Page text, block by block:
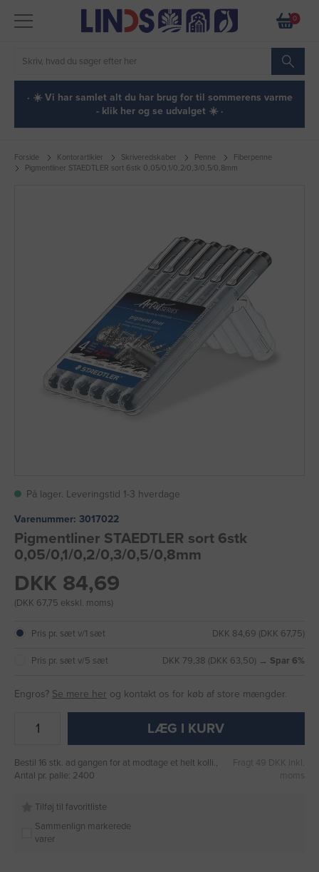
0
· ☀️ Vi har samlet alt du har brug for til sommerens varme
- klik her og se udvalget ☀️ ·
Forside Kontorartikler Skriveredskaber Penne
Fiberpenne
Pigmentliner STAEDTLER sort 6stk 0,05/0,1/0,2/0,3/0,5/0,8mm
På lager. Leveringstid 1-3 hverdage
Varenummer: 3017022
Pigmentliner STAEDTLER sort 6stk
0,05/0,1/0,2/0,3/0,5/0,8mm
DKK 84,69
(DKK 67,75 ekskl. moms)
Pris pr. sæt v/1 sæt DKK 84,69 (DKK 67,75)
Pris pr. sæt v/5 sæt DKK 79,38 (DKK 63,50) → Spar 6%
Engros? Se mere her og kontakt os for køb af store mængder.
LÆG I KURV
Bestil 16 stk. ad gangen for at modtage et helt kolli.,
Antal pr. palle: 2400
Fragt 49 DKK inkl.
moms
Tilføj til favoritliste
Sammenlign markerede
varer